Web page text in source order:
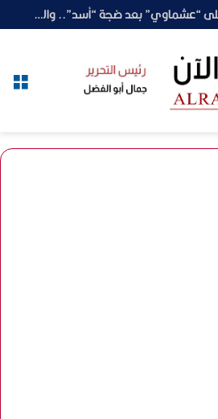
محمد رمضان يراهن على “عشماوي” بعد ضجة “أسد”.. والجمهور يترقب